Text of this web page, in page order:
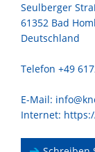
Seulberger
61352 Bad
Deutschland
Telefon +49
E-Mail:
Internet: